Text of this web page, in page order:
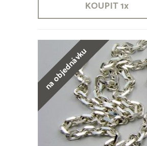
KOUPIT1x
na objednávku